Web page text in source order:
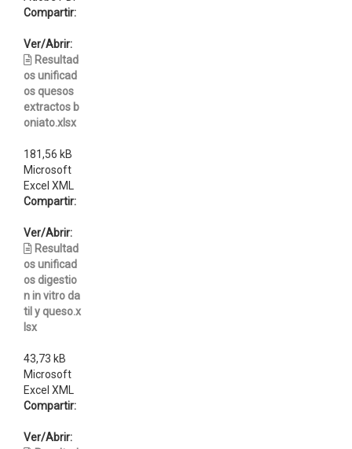
Compartir:
Ver/Abrir:
Resultad
os unificad
os quesos
extractos b
oniato.xlsx
181,56 kB
Microsoft
Excel XML
Compartir:
Ver/Abrir:
Resultad
os unificad
os digestio
n in vitro da
til y queso.x
lsx
43,73 kB
Microsoft
Excel XML
Compartir:
Ver/Abrir: